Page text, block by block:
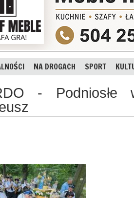
NA DROGACH SPORT
- Podniosłe